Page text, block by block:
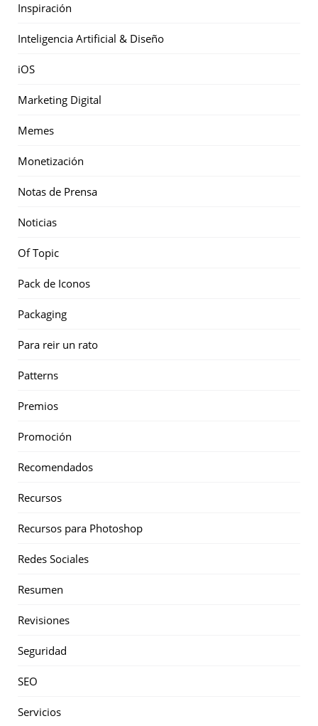
Inspiración
Inteligencia Artificial & Diseño
iOS
Marketing Digital
Memes
Monetización
Notas de Prensa
Noticias
Of Topic
Pack de Iconos
Packaging
Para reir un rato
Patterns
Premios
Promoción
Recomendados
Recursos
Recursos para Photoshop
Redes Sociales
Resumen
Revisiones
Seguridad
SEO
Servicios